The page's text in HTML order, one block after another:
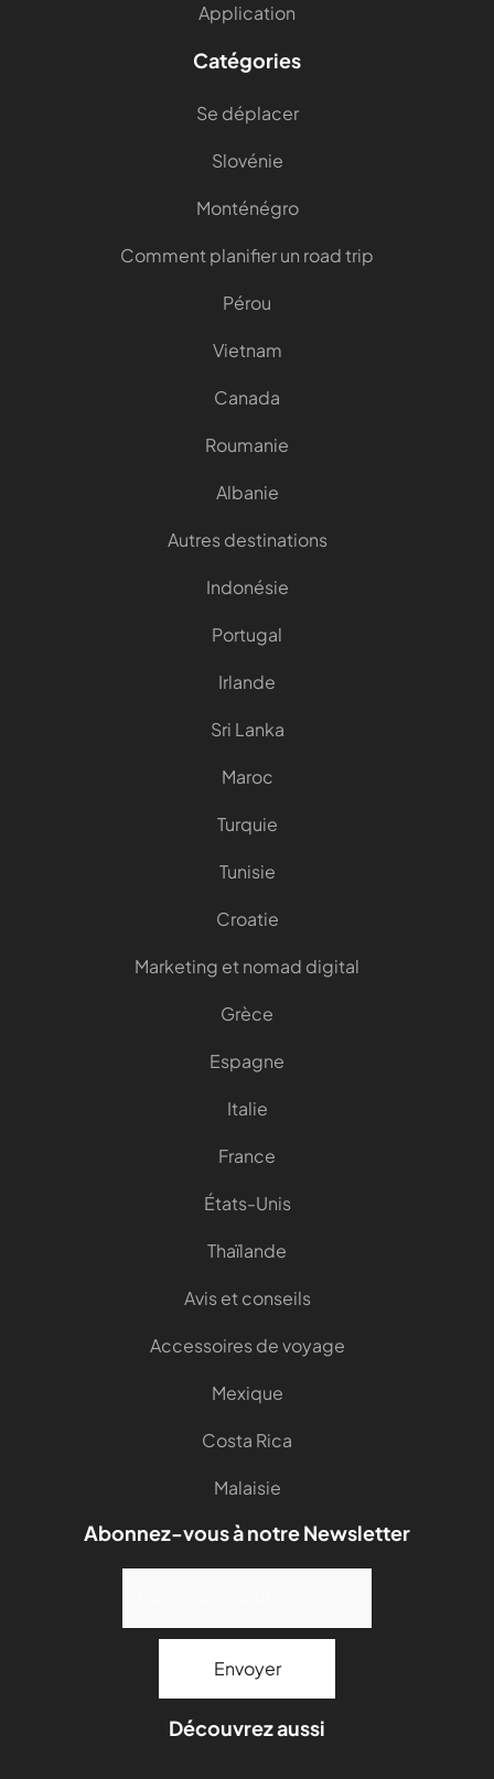
Application
Catégories
Se déplacer
Slovénie
Monténégro
Comment planifier un road trip
Pérou
Vietnam
Canada
Roumanie
Albanie
Autres destinations
Indonésie
Portugal
Irlande
Sri Lanka
Maroc
Turquie
Tunisie
Croatie
Marketing et nomad digital
Grèce
Espagne
Italie
France
États-Unis
Thaïlande
Avis et conseils
Accessoires de voyage
Mexique
Costa Rica
Malaisie
Abonnez-vous à notre Newsletter
Découvrez aussi